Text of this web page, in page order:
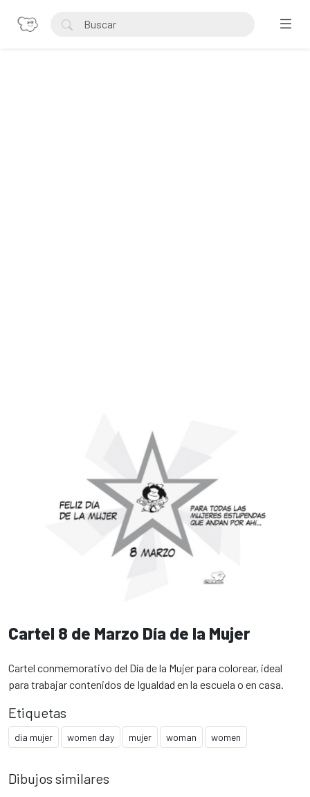
Cartel 8 de Marzo Día de la Mujer
Cartel conmemorativo del Día de la Mujer para colorear, ideal
para trabajar contenidos de Igualdad en la escuela o en casa.
Etiquetas
dia mujer women day mujer woman women
Dibujos similares